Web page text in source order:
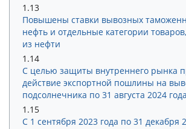
1.13
Повышены ставки вывозных
нефть и отдельные категории
из нефти
1.14
С целью защиты внутреннего рынка
действие экспортной пошлины на
подсолнечника по 31 августа 2024 года
1.15
С 1 сентября 2023 года по 31 декабря